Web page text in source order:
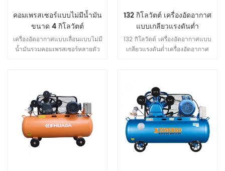
คอมเพรสเซอร์แบบไม่มีน้ำมัน
ขนาด 4 กิโลวัตต์
เครื่องอัดอากาศแบบเลื่อนแบบไม่มี
น้ำมันรวมคอมเพรสเซอร์หลายตัว
ที่สุดจึงหลีกเลี่ยงการทำงานที่ไม่
จำเป็นเพื่อให้ได้พลังงาน การ
ประหยัด
132 กิโลวัตต์ เครื่องอัดอากาศ
แบบเกลียวแรงดันต่ำ
132 กิโลวัตต์ เครื่องอัดอากาศแบบ
เกลียวแรงดันต่ำเครื่องอัดอากาศ
ทำงานได้เสถียรกว่าเชื่อถือได้อีกต่อ
ไป ชีวิต. 1. สูง ปลายอากาศดั้งเดิม
ที่เชื่อถือได้ สกรูโรเตอร์รุ่นใหม่ ยอด
เยี่ยม. ประสิทธิภาพการทำงานที่เชื่อ
ถือได้ปรับการบีบอัดภายใน
อัตราส่วนโดยอัตโนมัติ. ในช่วง
ความดันไอเสีย 0.2 ~ 0.5 Mpa ,